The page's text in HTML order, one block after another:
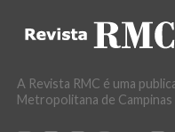
A Revista RMC é uma
Metropolitana de Campinas